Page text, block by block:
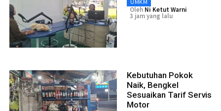
UMKM
Oleh Ni Ketut Warni
3 jam yang lalu
Kebutuhan Pokok
Naik, Bengkel
Sesuaikan Tarif Servis
Motor